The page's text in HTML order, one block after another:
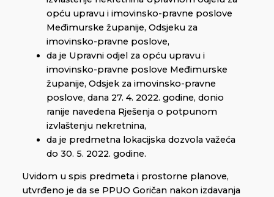
opću upravu i imovinsko-pravne poslove
Međimurske županije, Odsjeku za
imovinsko-pravne poslove,
da je Upravni odjel za opću upravu i
imovinsko-pravne poslove Međimurske
županije, Odsjek za imovinsko-pravne
poslove, dana 27. 4. 2022. godine, donio
ranije navedena Rješenja o potpunom
izvlaštenju nekretnina,
da je predmetna lokacijska dozvola važeća
do 30. 5. 2022. godine.
Uvidom u spis predmeta i prostorne planove,
utvrđeno je da se PPUO Goričan nakon izdavanja